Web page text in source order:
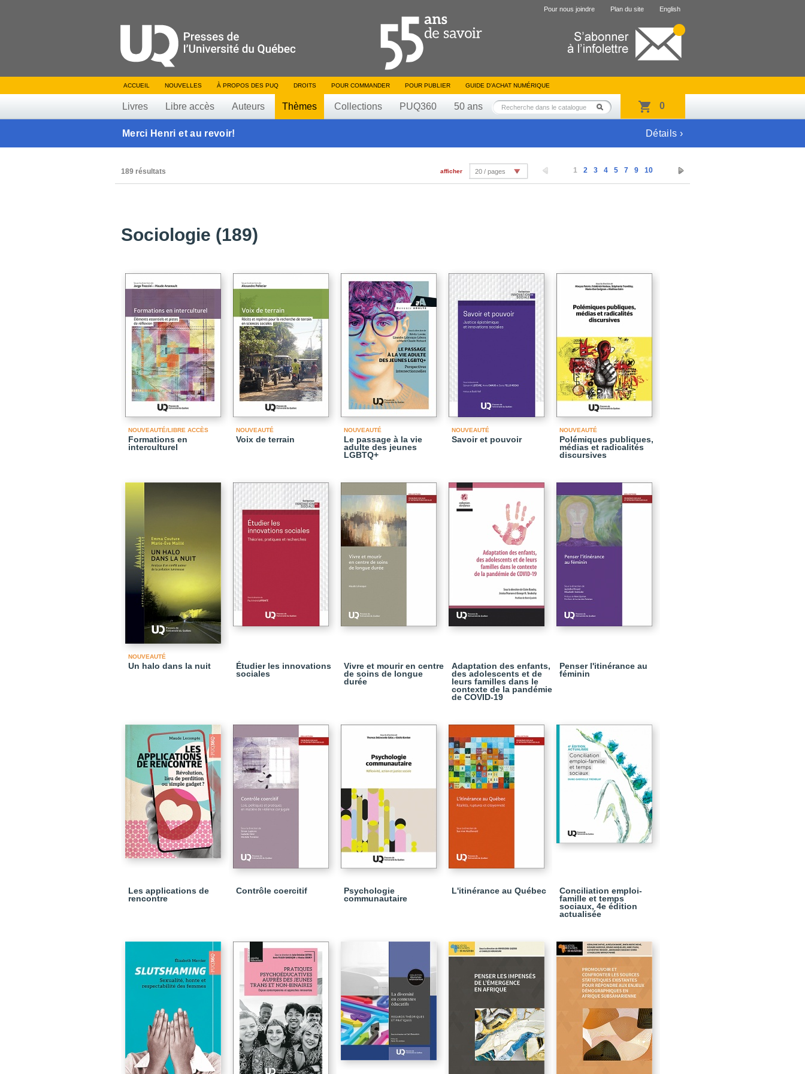
Pour nous joindre Plan du site English
ACCUEIL NOUVELLES À PROPOS DES PUQ DROITS POUR COMMANDER POUR PUBLIER GUIDE D’ACHAT NUMÉRIQUE
Livres Libre accès Auteurs Thèmes Collections PUQ360 50 ans 0
Merci Henri et au revoir! Détails ›
189 résultats 1 2 3 4 5 7 9 10
afficher 20 / pages
Sociologie (189)
NOUVEAUTÉ/LIBRE ACCÈS
Formations en
interculturel
NOUVEAUTÉ
Voix de terrain
NOUVEAUTÉ
Le passage à la vie
adulte des jeunes
LGBTQ+
NOUVEAUTÉ
Savoir et pouvoir
NOUVEAUTÉ
Polémiques publiques,
médias et radicalités
discursives
NOUVEAUTÉ
Un halo dans la nuit
Étudier les innovations
sociales
Vivre et mourir en centre
de soins de longue
durée
Adaptation des enfants,
des adolescents et de
leurs familles dans le
contexte de la pandémie
de COVID-19
Penser l'itinérance au
féminin
Les applications de
rencontre
Contrôle coercitif
Psychologie
communautaire
L'itinérance au Québec
Conciliation emploi-
famille et temps
sociaux, 4e édition
actualisée